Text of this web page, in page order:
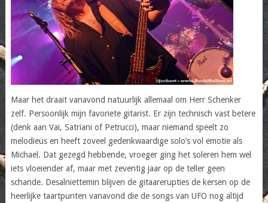
Maar het draait vanavond natuurlijk allemaal om Herr Schenker
zelf. Persoonlijk mijn favoriete gitarist. Er zijn technisch vast betere
(denk aan Vai, Satriani of Petrucci), maar niemand speelt zo
melodieus en heeft zoveel gedenkwaardige solo’s vol emotie als
Michael. Dat gezegd hebbende, vroeger ging het soleren hem wel
iets vloeiender af, maar met zeventig jaar op de teller geen
schande. Desalniettemin blijven de gitaarerupties de kersen op de
heerlijke taartpunten vanavond die de songs van UFO nog altijd